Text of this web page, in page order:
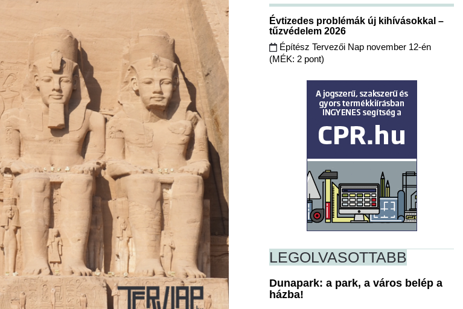
Évtizedes problémák új kihívásokkal –
tűzvédelem 2026
Építész Tervezői Nap november 12-én
(MÉK: 2 pont)
LEGOLVASOTTABB
Dunapark: a park, a város belép a
házba!